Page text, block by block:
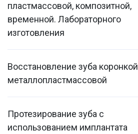
пластмассовой, композитной,
временной. Лабораторного
изготовления
Восстановление зуба коронкой
металлопластмассовой
Протезирование зуба с
использованием имплантата